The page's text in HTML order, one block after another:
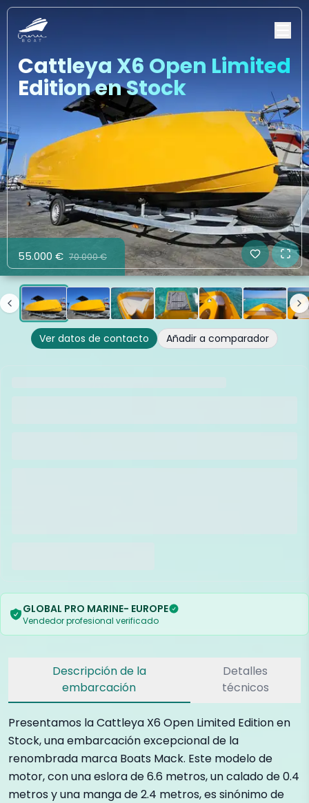
Cattleya X6 Open Limited
Edition en Stock
55.000 € 70.000 €
Ver datos de contacto Añadir a comparador
GLOBAL PRO MARINE- EUROPE
Vendedor profesional verificado
Descripción de la
embarcación
Detalles
técnicos
Presentamos la Cattleya X6 Open Limited Edition en
Stock, una embarcación excepcional de la
renombrada marca Boats Mack. Este modelo de
motor, con una eslora de 6.6 metros, un calado de 0.4
metros y una manga de 2.4 metros, es sinónimo de